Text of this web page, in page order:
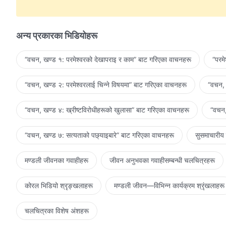
यो नै मानवजातिले तृष्णा गर्ने ख्रीष्टको राज्य हो, यो तिनीहरूको सुन्दर
ख्रीष्टको राज्य न्यानो घर हो।
३
ख्रीष्टको राज्य मेरो न्यानो घर हो, परमेश्‍वरका सबै मानिसहरूले यसलाई
यहाँ मैले परमेश्‍वरका परीक्षाहरू अनुभव गर्छु,
र मेरो भ्रष्ट स्वभाव पखालिन्छ र परिवर्तन हुन्छ।
आखिरी दिनहरूका ख्रीष्ट, हाम्रा प्रेमिलो प्रिय,
हामी तपाईंलाई सदा प्रेम र प्रशंसा गर्नेछौँ।
अन्य प्रकारका भिडियोहरू
“वचन, खण्ड १: परमेश्‍वरको देखापराइ र काम” बाट गरिएका वाचनहरू
“वचन, खण्ड २: परमेश्‍वरलाई चिन्‍ने विषयमा” बाट गरिएका वाचनहरू “वचन,
“वचन, खण्ड ४: ख्रीष्टविरोधीहरूको खुलासा” बाट गरिएका वाचनहरू
“वचन, खण्ड ७: सत्यताको पछ्याइबारे” बाट गरिएका वाचनहरू
मण्डली जीवनका गवाहीहरू जीवन अनुभवका गवाहीसम्‍बन्धी चलचित्रहरू
कोरल भिडियो श्रृङ्खलाहरू मण्डली जीवन—विभिन्‍न कार्यक्रम श्रृंखलाहरू
चलचित्रका विशेष अंशहरू